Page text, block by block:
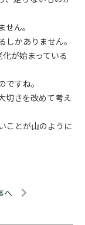
ん。
かありません。
が始まっている
すね。
切さを改めて考え
ことが山のように
へ